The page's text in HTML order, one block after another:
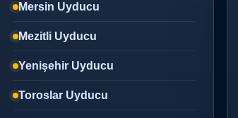
Mersin Uyducu
Mezitli Uyducu
Yenişehir Uyducu
Toroslar Uyducu